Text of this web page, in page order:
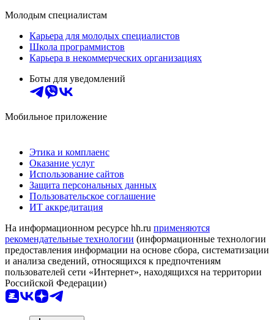
Молодым специалистам
Карьера для молодых специалистов
Школа программистов
Карьера в некоммерческих организациях
Боты для уведомлений
Мобильное приложение
Этика и комплаенс
Оказание услуг
Использование сайтов
Защита персональных данных
Пользовательское соглашение
ИТ аккредитация
На информационном ресурсе hh.ru применяются
рекомендательные технологии (информационные технологии
предоставления информации на основе сбора, систематизации
и анализа сведений, относящихся к предпочтениям
пользователей сети «Интернет», находящихся на территории
Российской Федерации)